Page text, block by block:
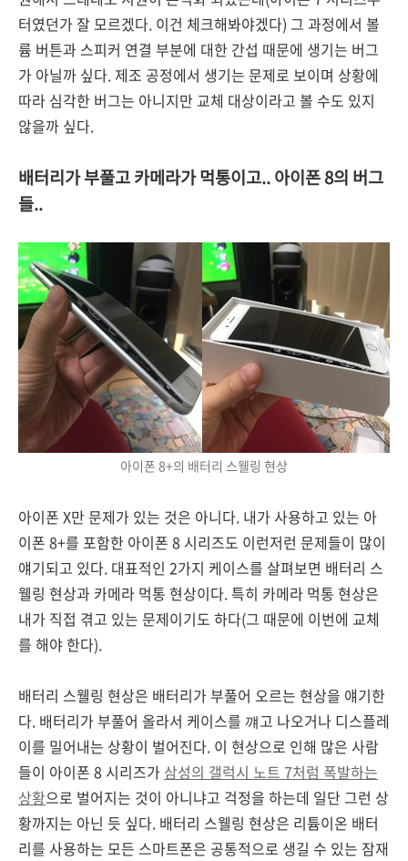
터였던가 잘 모르겠다. 이건 체크해봐야겠다) 그 과정에서 볼
륨 버튼과 스피커 연결 부분에 대한 간섭 때문에 생기는 버그
가 아닐까 싶다. 제조 공정에서 생기는 문제로 보이며 상황에
따라 심각한 버그는 아니지만 교체 대상이라고 볼 수도 있지
않을까 싶다.
배터리가 부풀고 카메라가 먹통이고.. 아이폰 8의 버그
들..
아이폰 8+의 배터리 스웰링 현상
아이폰 X만 문제가 있는 것은 아니다. 내가 사용하고 있는 아
이폰 8+를 포함한 아이폰 8 시리즈도 이런저런 문제들이 많이
얘기되고 있다. 대표적인 2가지 케이스를 살펴보면 배터리 스
웰링 현상과 카메라 먹통 현상이다. 특히 카메라 먹통 현상은
내가 직접 겪고 있는 문제이기도 하다(그 때문에 이번에 교체
를 해야 한다).
배터리 스웰링 현상은 배터리가 부풀어 오르는 현상을 얘기한
다. 배터리가 부풀어 올라서 케이스를 꺠고 나오거나 디스플레
이를 밀어내는 상황이 벌어진다. 이 현상으로 인해 많은 사람
들이 아이폰 8 시리즈가 삼성의 갤럭시 노트 7처럼 폭발하는
상황으로 벌어지는 것이 아니냐고 걱정을 하는데 일단 그런 상
황까지는 아닌 듯 싶다. 배터리 스웰링 현상은 리튬이온 배터
리를 사용하는 모든 스마트폰은 공통적으로 생길 수 있는 잠재